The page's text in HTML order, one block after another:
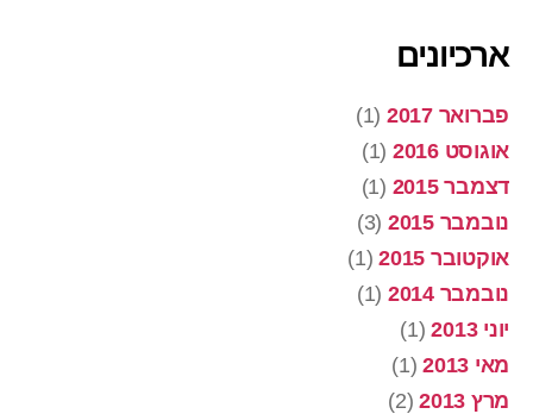
ארכיונים
פברואר 2017
(1)
אוגוסט 2016
(1)
דצמבר 2015
(1)
נובמבר 2015
(3)
אוקטובר 2015
(1)
נובמבר 2014
(1)
יוני 2013
(1)
מאי 2013
(1)
מרץ 2013
(2)